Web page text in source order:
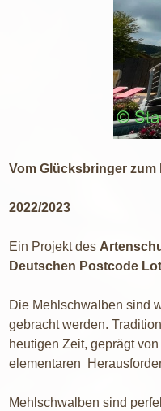
Vom Glücksbringer zum
2022/2023
Ein Projekt des
Deutschen Postcode
Die Mehlschwalben sind
gebracht werden.
heutigen Zeit, geprägt
elementaren
Mehlschwalben sind